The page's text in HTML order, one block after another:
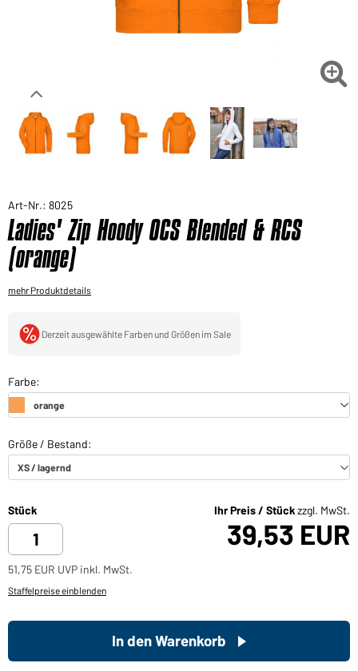
Sie möchten gerne für Ihren privaten Bedarf

Art-Nr.: 8025
Ladies' Zip Hoody OCS Blended & RCS
(orange)
mehr Produktdetails
Derzeit ausgewählte Farben und Größen im Sale
Stück Ihr Preis / Stückzzgl. MwSt.
39,53 EUR
51,75 EUR UVP inkl. MwSt.
Staffelpreise einblenden
In den Warenkorb